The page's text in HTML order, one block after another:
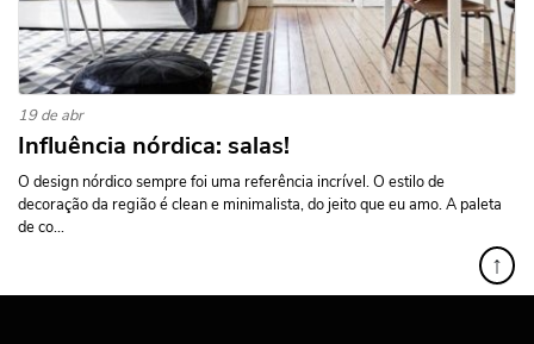
19 de abr
Influência nórdica: salas!
O design nórdico sempre foi uma referência incrível. O estilo de
decoração da região é clean e minimalista, do jeito que eu amo. A paleta
de co...
↑